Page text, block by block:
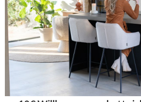
Kontakt
+49 20341512060
Wir reagieren werktags